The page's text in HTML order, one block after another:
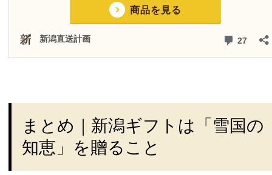
まとめ｜新潟ギフトは「雪国の
知恵」を贈ること